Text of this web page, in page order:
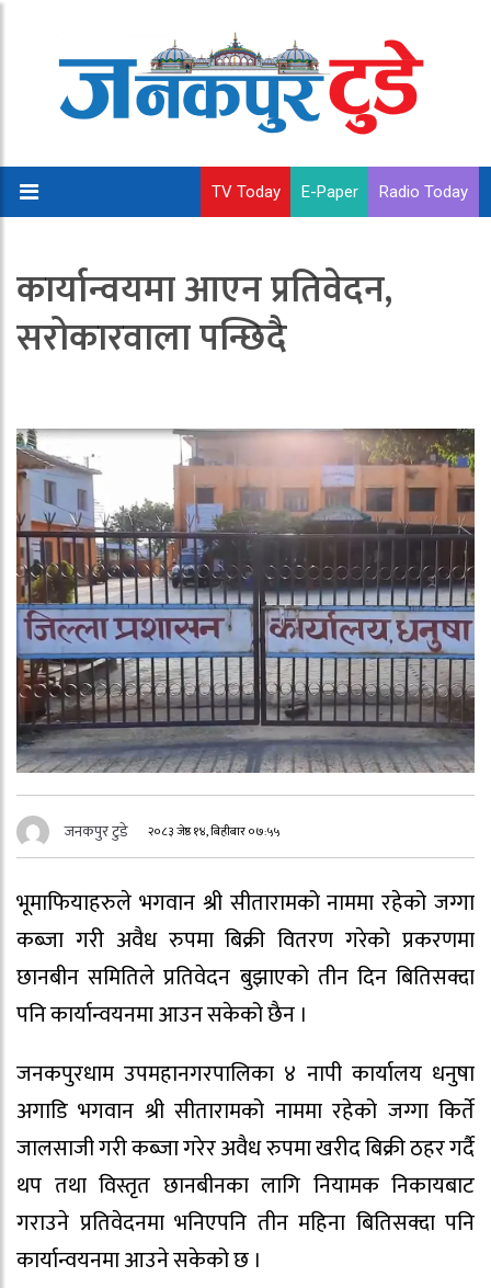
TV Today E-Paper Radio Today
कार्यान्वयमा आएन प्रतिवेदन,
सरोकारवाला पन्छिदै
जनकपुर टुडे २०८३ जेष्ठ १४, बिहीबार ०७:५५
भूमाफियाहरुले भगवान श्री सीतारामको नाममा रहेको जग्गा
कब्जा गरी अवैध रुपमा बिक्री वितरण गरेको प्रकरणमा
छानबीन समितिले प्रतिवेदन बुझाएको तीन दिन बितिसक्दा
पनि कार्यान्वयनमा आउन सकेको छैन ।
जनकपुरधाम उपमहानगरपालिका ४ नापी कार्यालय धनुषा
अगाडि भगवान श्री सीतारामको नाममा रहेको जग्गा किर्ते
जालसाजी गरी कब्जा गरेर अवैध रुपमा खरीद बिक्री ठहर गर्दै
थप तथा विस्तृत छानबीनका लागि नियामक निकायबाट
गराउने प्रतिवेदनमा भनिएपनि तीन महिना बितिसक्दा पनि
कार्यान्वयनमा आउने सकेको छ ।